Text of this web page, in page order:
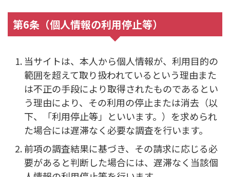
第6条（個人情報の利用停止等）
当サイトは、本人から個人情報が、利用目的の
範囲を超えて取り扱われているという理由また
は不正の手段により取得されたものであるとい
う理由により、その利用の停止または消去（以
下、「利用停止等」といいます。）を求められ
た場合には遅滞なく必要な調査を行います。
前項の調査結果に基づき、その請求に応じる必
要があると判断した場合には、遅滞なく当該個